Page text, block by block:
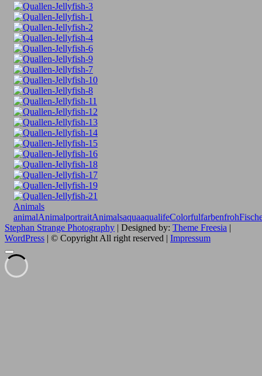
Animals
animalAnimalportraitAnimalsaquaaqualifeColorfulfarbenfroh
Stephan Strange Photography | Designed by: Theme Freesia |
WordPress | © Copyright All right reserved | Impressum